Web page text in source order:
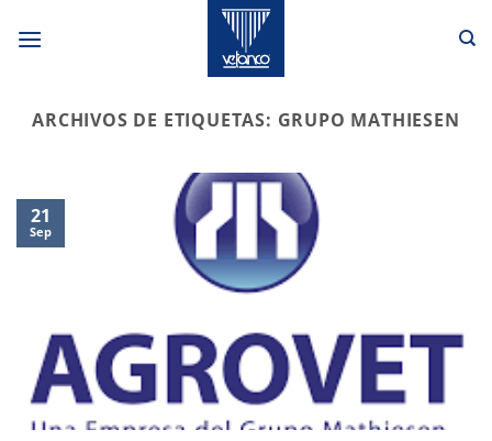
ARCHIVOS DE ETIQUETAS: GRUPO MATHIESEN
21
Sep